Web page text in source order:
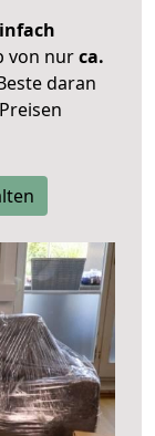
von nurca.
daran